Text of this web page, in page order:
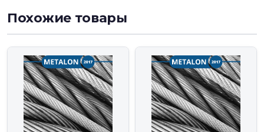
Похожие товары